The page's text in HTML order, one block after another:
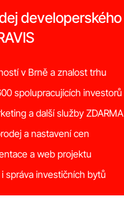
developerského
v Brně a znalost trhu
spolupracujících investorů
a další služby ZDARMA
a nastavení cen
a web projektu
správa investičních bytů